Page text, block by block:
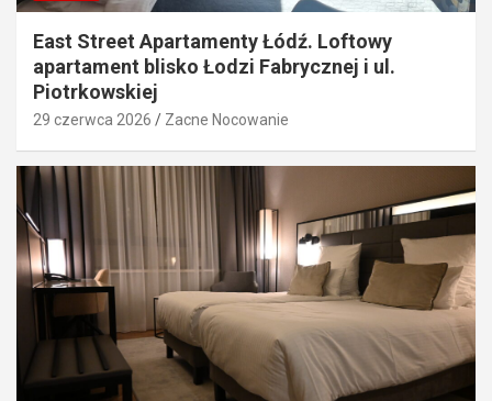
East Street Apartamenty Łódź. Loftowy
apartament blisko Łodzi Fabrycznej i ul.
Piotrkowskiej
29 czerwca 2026 Zacne Nocowanie